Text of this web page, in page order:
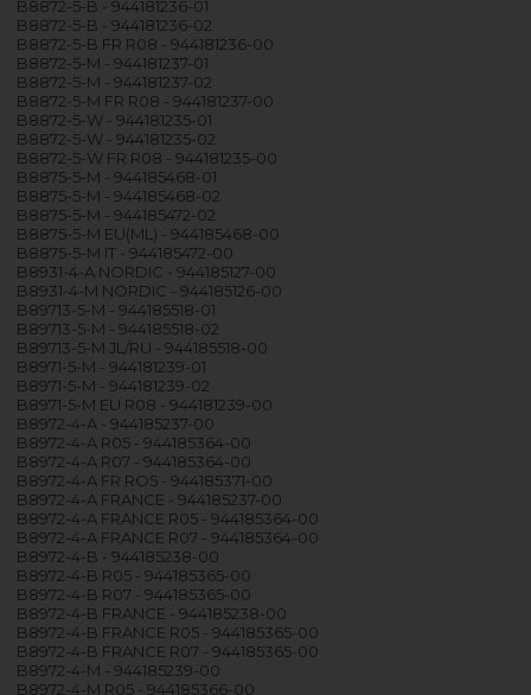
B8872-5-B - 944181236-01
B8872-5-B - 944181236-02
B8872-5-B FR R08 - 944181236-00
B8872-5-M - 944181237-01
B8872-5-M - 944181237-02
B8872-5-M FR R08 - 944181237-00
B8872-5-W - 944181235-01
B8872-5-W - 944181235-02
B8872-5-W FR R08 - 944181235-00
B8875-5-M - 944185468-01
B8875-5-M - 944185468-02
B8875-5-M - 944185472-02
B8875-5-M EU(ML) - 944185468-00
B8875-5-M IT - 944185472-00
B8931-4-A NORDIC - 944185127-00
B8931-4-M NORDIC - 944185126-00
B89713-5-M - 944185518-01
B89713-5-M - 944185518-02
B89713-5-M JL/RU - 944185518-00
B8971-5-M - 944181239-01
B8971-5-M - 944181239-02
B8971-5-M EU R08 - 944181239-00
B8972-4-A - 944185237-00
B8972-4-A R05 - 944185364-00
B8972-4-A R07 - 944185364-00
B8972-4-A FR RO5 - 944185371-00
B8972-4-A FRANCE - 944185237-00
B8972-4-A FRANCE R05 - 944185364-00
B8972-4-A FRANCE R07 - 944185364-00
B8972-4-B - 944185238-00
B8972-4-B R05 - 944185365-00
B8972-4-B R07 - 944185365-00
B8972-4-B FRANCE - 944185238-00
B8972-4-B FRANCE R05 - 944185365-00
B8972-4-B FRANCE R07 - 944185365-00
B8972-4-M - 944185239-00
B8972-4-M R05 - 944185366-00